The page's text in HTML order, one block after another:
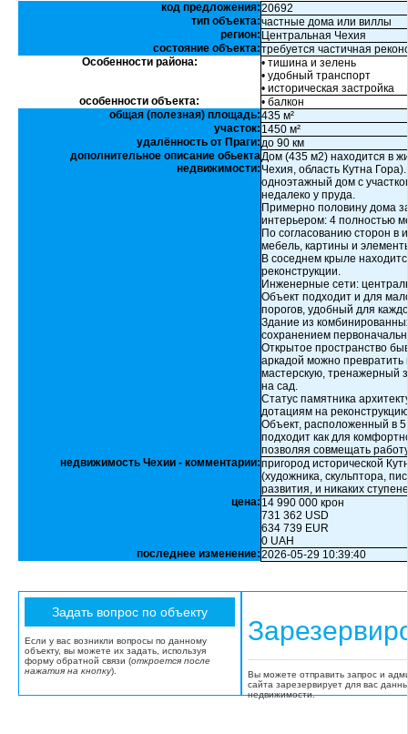
код предложения:20692
тип объекта:частные дома или виллы
регион: Центральная Чехия
состояние объекта:требуется частичная
Особенности района:
• тишина и зелень
• удобный транспорт
• историческая застройка
особенности объекта:
• балкон
общая (полезная) площадь:435 м²
участок: 1450 м²
удалённость от Праги:до 90 км
дополнительное описание обьекта
недвижимости:
Дом (435 м2) находится в
Чехия, область Кутна
одноэтажный дом с
недалеко у пруда.
Примерно половину дома
интерьером: 4 полностью
По согласованию сторон в
мебель, картины и
В соседнем крыле
реконструкции.
Инженерные сети:
Объект подходит и для
порогов, удобный для
Здание из
сохранением
Открытое пространство
аркадой можно превратить
мастерскую, тренажерный
на сад.
Статус памятника
дотациям на
Объект, расположенный в
подходит как для
позволяя совмещать
недвижимость Чехии - комментарии:пригород исторической
(художника, скульптора,
развития, и никаких
цена: 14 990 000 крон
731 362 USD
634 739 EUR
0 UAH
последнее изменение:2026-05-29 10:39:40
Если у вас возникли вопросы по данному
объекту, вы можете их задать, используя
форму обратной связи (откроется после
нажатия на кнопку).
Вы можете отправить запрос и
сайта зарезервирует для вас
недвижимости.